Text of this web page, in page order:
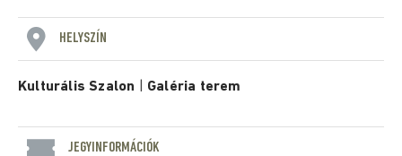
HELYSZÍN
Kulturális Szalon Galéria terem
JEGYINFORMÁCIÓK